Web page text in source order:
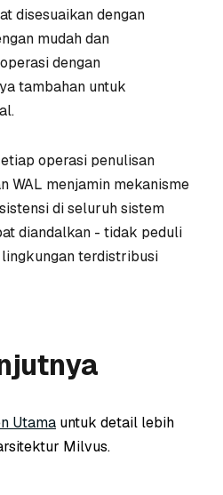
disesuaikan dengan
mudah dan
dengan
tambahan untuk
operasi penulisan
WAL menjamin mekanisme
di seluruh sistem
diandalkan - tidak peduli
terdistribusi
Utama untuk detail lebih
Milvus.